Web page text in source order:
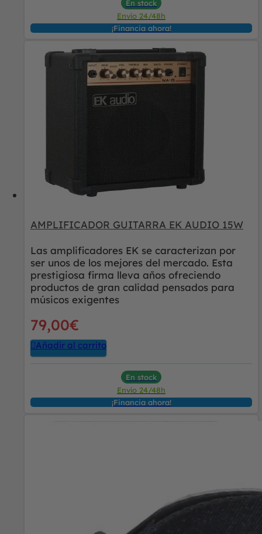
En stock
Envío 24/48h
¡Financia ahora!
AMPLIFICADOR GUITARRA EK AUDIO 15W
Las amplificadores EK se caracterizan por
ser unos de los mejores del mercado. Esta
prestigiosa firma lleva años ofreciendo
productos de gran calidad pensados para
músicos exigentes
79,00€
Añadir al carrito
En stock
Envío 24/48h
¡Financia ahora!